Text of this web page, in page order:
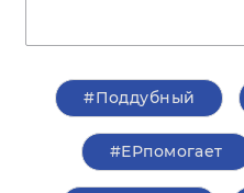
#Поддубный
#ЕРпомогает